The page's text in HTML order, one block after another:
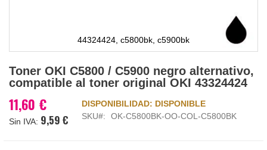
44324424, c5800bk, c5900bk
al
comienzo
la
galería
Toner OKI C5800 / C5900 negro alternativo,
compatible al toner original OKI 43324424
11,60 €
9,59 €
DISPONIBILIDAD: DISPONIBLE
SKU
OK-C5800BK-OO-COL-C5800BK